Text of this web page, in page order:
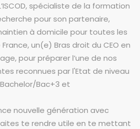
spécialiste de la formation
pour son partenaire,
à domicile pour toutes les
un(e) Bras droit du CEO en
pour préparer l’une de nos
reconnues par l'Etat de niveau
Bac+3 et
nouvelle génération avec
te rendre utile en te mettant